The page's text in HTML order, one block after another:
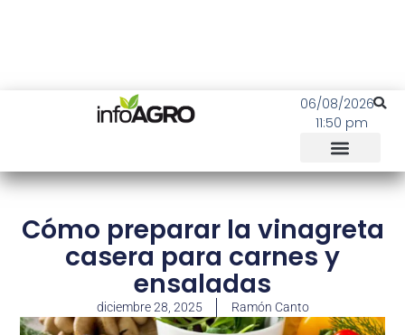
06/08/2026
11:50 pm
Cómo preparar la vinagreta
casera para carnes y
ensaladas
diciembre 28, 2025 Ramón Canto